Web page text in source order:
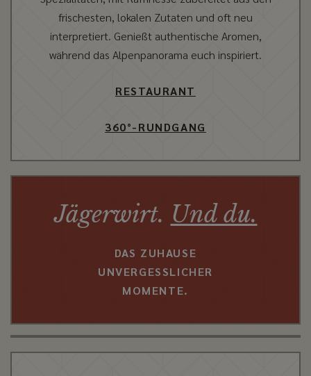
frischesten, lokalen Zutaten und oft neu
interpretiert. Genießt authentische Aromen,
während das Alpenpanorama euch inspiriert.
RESTAURANT
360°-RUNDGANG
Jägerwirt. Und du.
DAS ZUHAUSE
UNVERGESSLICHER
MOMENTE.